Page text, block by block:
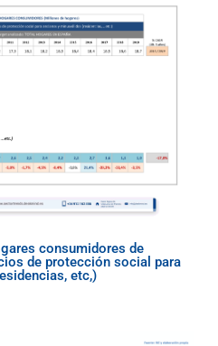
consumidores de
de protección social para
etc,)